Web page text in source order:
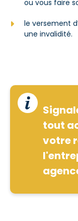
ou vous faire
le versement
une invalidité.
tout
votre